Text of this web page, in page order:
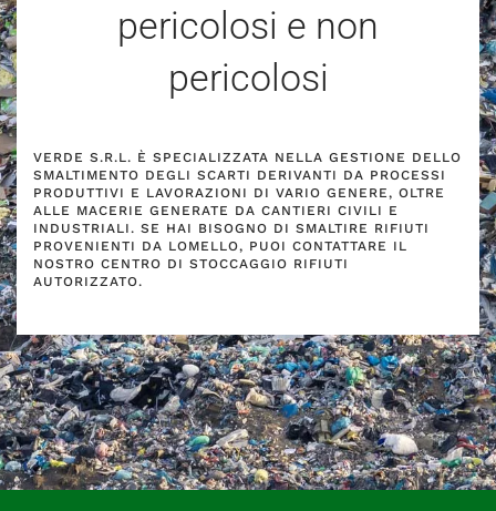
pericolosi e non
pericolosi
VERDE S.R.L. È SPECIALIZZATA NELLA GESTIONE DELLO
SMALTIMENTO DEGLI SCARTI DERIVANTI DA PROCESSI
PRODUTTIVI E LAVORAZIONI DI VARIO GENERE, OLTRE
ALLE MACERIE GENERATE DA CANTIERI CIVILI E
INDUSTRIALI. SE HAI BISOGNO DI SMALTIRE RIFIUTI
PROVENIENTI DA LOMELLO, PUOI CONTATTARE IL
NOSTRO CENTRO DI STOCCAGGIO RIFIUTI
AUTORIZZATO.